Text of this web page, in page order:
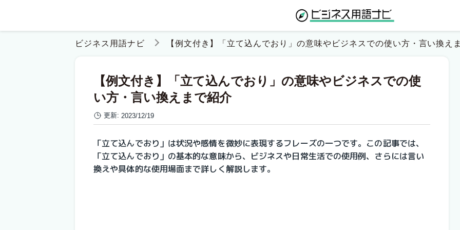
ビジネス用語ナビ 【例文付き】「立て込んでおり」の意味やビジネスでの使い方・言い換え
【例文付き】「立て込んでおり」の意味やビジネスでの使
い方・言い換えまで紹介
更新: 2023/12/19
「立て込んでおり」は状況や感情を微妙に表現するフレーズの一つです。この記事では、
「立て込んでおり」の基本的な意味から、ビジネスや日常生活での使用例、さらには言い
換えや具体的な使用場面まで詳しく解説します。